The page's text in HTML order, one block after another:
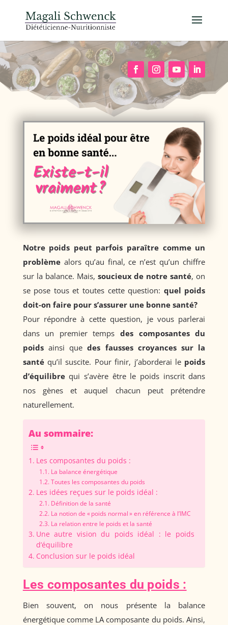
Notre poids peut parfois paraître comme un
problèmealors qu’au final, ce n’est qu’un chiffre
sur la balance. Mais, soucieux de notre santé, on
se pose tous et toutes cette question: quel poids
doit-on faire pour s’assurer une bonne santé?
Pour répondre à cette question, je vous parlerai
dans un premier tempsdes composantes du
poidsainsi quedes fausses croyances sur la
santéqu’il suscite. Pour finir, j’aborderai le poids
d’équilibrequi s’avère être le poids inscrit dans
nos gènes et auquel chacun peut prétendre
naturellement.
Au sommaire:
Les composantes du poids :
La balance énergétique
Toutes les composantes du poids
Les idées reçues sur le poids idéal :
Définition de la santé
La notion de « poids normal » en référence à l’IMC
La relation entre le poids et la santé
Une autre vision du poids idéal : le poids
d’équilibre
Conclusion sur le poids idéal
Les composantes du poids :
Bien souvent, on nous présente la balance
énergétique comme LA composante du poids. Ainsi,